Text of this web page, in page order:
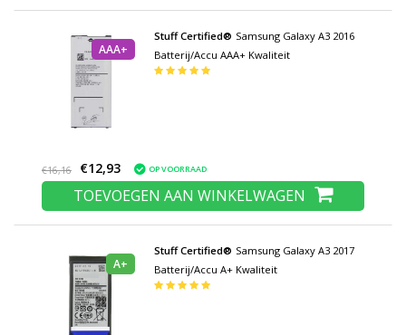
AAA+
Stuff Certified® Samsung Galaxy A3 2016
Batterij/Accu AAA+ Kwaliteit
€16,16 €12,93 OP VOORRAAD
TOEVOEGEN AAN WINKELWAGEN
A+
Stuff Certified® Samsung Galaxy A3 2017
Batterij/Accu A+ Kwaliteit